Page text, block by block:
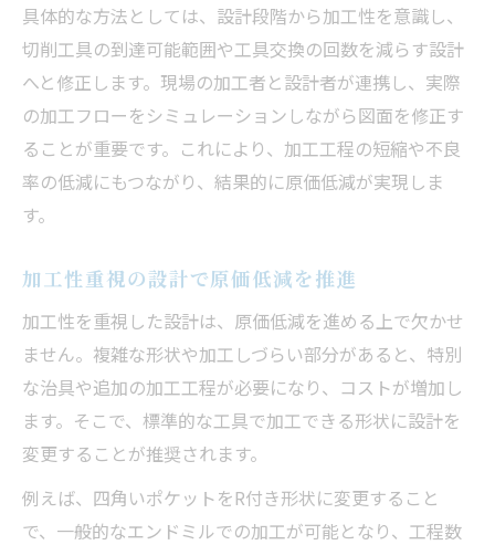
サイクルタイム短縮に効く原価低減実例
サイクルタイム短縮と原価低減の関係
加工性向上がもたらす原価低減の実例
形状変更で実現する原価低減の成果
加工サイクル見直しで原価低減加速
奈良県発の工法転換事例でコスト最適化
工法転換で原価低減を図る最適アプローチ
加工現場の声で進化する原価低減方法
奈良県現場で実感する原価低減の工夫
地域密着型の原価低減モデルを探る
長期で持続する原価低減の設計思考
原価低減を長期化する設計の秘訣
具体的な方法としては、設計段階から加工性を意識し、
切削工具の到達可能範囲や工具交換の回数を減らす設計
へと修正します。現場の加工者と設計者が連携し、実際
の加工フローをシミュレーションしながら図面を修正す
ることが重要です。これにより、加工工程の短縮や不良
率の低減にもつながり、結果的に原価低減が実現しま
す。
加工性重視の設計で原価低減を推進
加工性を重視した設計は、原価低減を進める上で欠かせ
ません。複雑な形状や加工しづらい部分があると、特別
な治具や追加の加工工程が必要になり、コストが増加し
ます。そこで、標準的な工具で加工できる形状に設計を
変更することが推奨されます。
例えば、四角いポケットをR付き形状に変更すること
で、一般的なエンドミルでの加工が可能となり、工程数